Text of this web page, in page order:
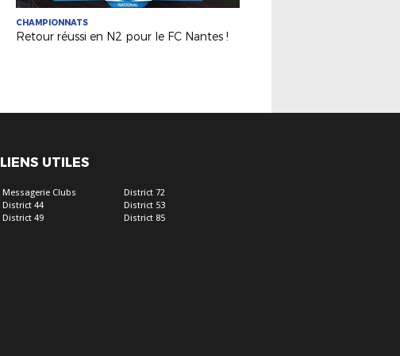
CHAMPIONNATS
Retour réussi en N2 pour le FC Nantes !
LIENS UTILES
Messagerie Clubs
District 44
District 49
District 72
District 53
District 85